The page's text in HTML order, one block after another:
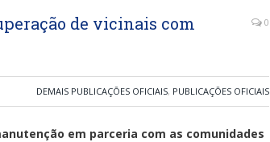
de vicinais com
0
DEMAIS PUBLICAÇÕES OFICIAIS, PUBLICAÇÕES OFICIAIS
em parceria com as comunidades